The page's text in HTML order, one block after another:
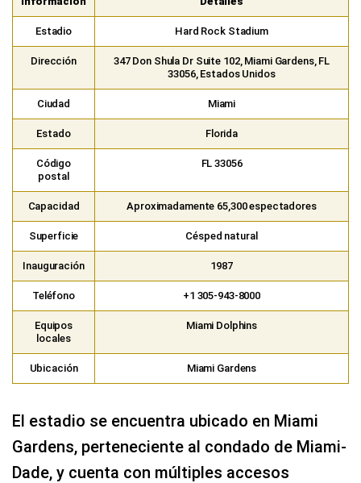
Estadio Hard Rock Stadium
Dirección
347 Don Shula Dr Suite 102, Miami Gardens, FL
33056, Estados Unidos
Ciudad Miami
Estado Florida
Código
postal
FL 33056
Capacidad Aproximadamente 65,300 espectadores
Superficie Césped natural
Inauguración 1987
Teléfono +1 305-943-8000
Equipos
locales
Miami Dolphins
Ubicación Miami Gardens
El estadio se encuentra ubicado en Miami
Gardens, perteneciente al condado de Miami-
Dade, y cuenta con múltiples accesos